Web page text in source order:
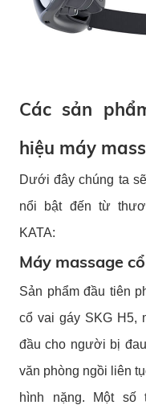
Các sản
hiệu máy
Dưới đây chúng ta
nổi bật đến từ
KATA:
Máy massage
Sản phẩm đầu tiên
cổ vai gáy SKG H5,
đầu cho người bị
văn phòng ngồi liên
hình nặng. Một số